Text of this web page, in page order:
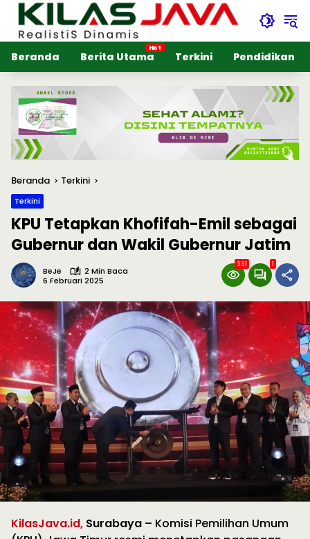
Langsung
konten
Beranda
Berita Utama Terkini Pendidikan
Beranda Terkini
Terkini
KPU Tetapkan Khofifah-Emil sebagai
Gubernur dan Wakil Gubernur Jatim
BeJe
2 Min Baca
6 Februari 2025
331 1
KilasJava.id, Surabaya – Komisi Pemilihan Umum